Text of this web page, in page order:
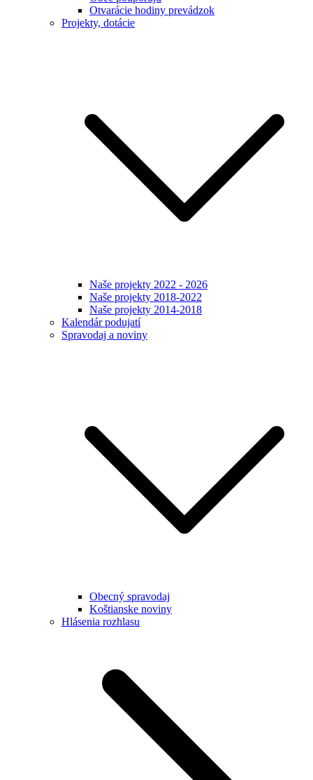
Otvarácie hodiny prevádzok
Projekty, dotácie
Naše projekty 2022 - 2026
Naše projekty 2018-2022
Naše projekty 2014-2018
Kalendár podujatí
Spravodaj a noviny
Obecný spravodaj
Koštianske noviny
Hlásenia rozhlasu